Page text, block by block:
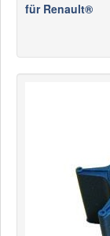
für Renault®